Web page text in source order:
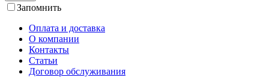
Запомнить
Оплата и доставка
О компании
Контакты
Статьи
Договор обслуживания